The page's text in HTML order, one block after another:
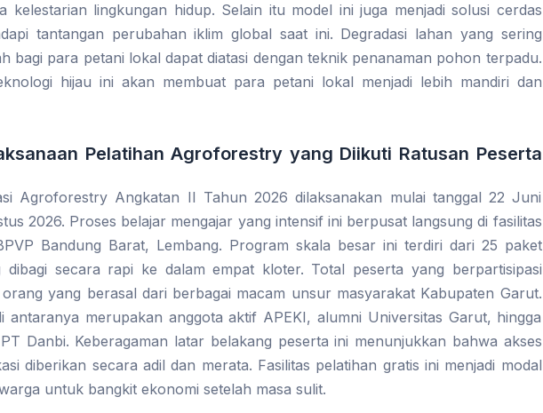
kelestarian lingkungan hidup. Selain itu model ini juga menjadi solusi cerdas
tantangan perubahan iklim global saat ini. Degradasi lahan yang sering
bagi para petani lokal dapat diatasi dengan teknik penanaman pohon terpadu.
hijau ini akan membuat para petani lokal menjadi lebih mandiri dan
Pelatihan Agroforestry yang Diikuti Ratusan Peserta
Agroforestry Angkatan II Tahun 2026 dilaksanakan mulai tanggal 22 Juni
2026. Proses belajar mengajar yang intensif ini berpusat langsung di fasilitas
Bandung Barat, Lembang. Program skala besar ini terdiri dari 25 paket
dibagi secara rapi ke dalam empat kloter. Total peserta yang berpartisipasi
yang berasal dari berbagai macam unsur masyarakat Kabupaten Garut.
antaranya merupakan anggota aktif APEKI, alumni Universitas Garut, hingga
Danbi. Keberagaman latar belakang peserta ini menunjukkan bahwa akses
diberikan secara adil dan merata. Fasilitas pelatihan gratis ini menjadi modal
untuk bangkit ekonomi setelah masa sulit.